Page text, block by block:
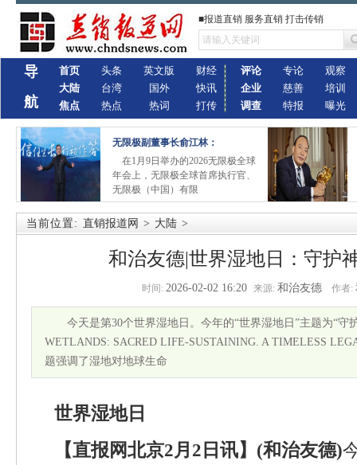
■报道直销 服务直销 打击传销
导
航
首页
大陆
焦点
头条
台湾
热点
英文版
国外
热词
财经
快讯
打传
评论
企业
调查
专论
慈善
特报
观察
培训
曝光
无限极副董事长俞江林：
在1月9日举办的2026无限极全球
年会上，无限极全球首席执行官、
无限极（中国）有限
当前位置: 直销报道网 > 大陆 >
和治友德|世界湿地日：守护
时间: 2026-02-02 16:20 来源: 和治友德 作者:
今天是第30个世界湿地日。今年的“世界湿地日”主题为“守
WETLANDS: SACRED LIFE-SUSTAINING. A TIMELESS
题强调了湿地对地球生命
世界湿地日
【直报网北京2月2日讯】(和治友德)